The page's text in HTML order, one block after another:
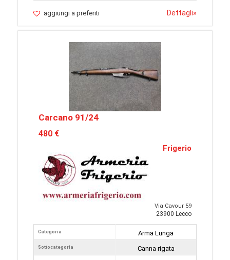
aggiungi a preferiti Dettagli»
Carcano 91/24
480 €
Frigerio
Via Cavour 59
23900 Lecco
Categoria
Sottocategoria
Arma Lunga
Canna rigata